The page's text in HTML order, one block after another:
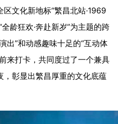
文化新地标“繁昌北站·1969
龄狂欢·奔赴新岁”为主题的跨
出”和动感趣味十足的“互动体
来打卡，共同度过了一个兼具
彰显出繁昌厚重的文化底蕴